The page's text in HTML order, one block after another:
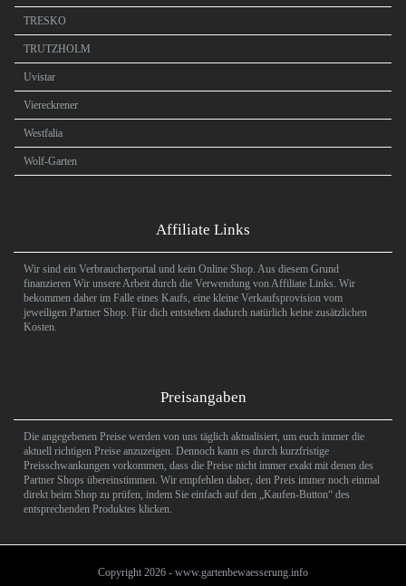
TRESKO
TRUTZHOLM
Uvistar
Viereckrener
Westfalia
Wolf-Garten
Affiliate Links
Wir sind ein Verbraucherportal und kein Online Shop. Aus diesem Grund
finanzieren Wir unsere Arbeit durch die Verwendung von Affiliate Links. Wir
bekommen daher im Falle eines Kaufs, eine kleine Verkaufsprovision vom
jeweiligen Partner Shop. Für dich entstehen dadurch natürlich keine zusätzlichen
Kosten.
Preisangaben
Die angegebenen Preise werden von uns täglich aktualisiert, um euch immer die
aktuell richtigen Preise anzuzeigen. Dennoch kann es durch kurzfristige
Preisschwankungen vorkommen, dass die Preise nicht immer exakt mit denen des
Partner Shops übereinstimmen. Wir empfehlen daher, den Preis immer noch einmal
direkt beim Shop zu prüfen, indem Sie einfach auf den „Kaufen-Button“ des
entsprechenden Produktes klicken.
Copyright 2026 - www.gartenbewaesserung.info